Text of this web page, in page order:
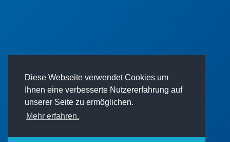
Diese Webseite verwendet Cookies um
Ihnen eine verbesserte Nutzererfahrung auf
unserer Seite zu ermöglichen.
Mehr erfahren.